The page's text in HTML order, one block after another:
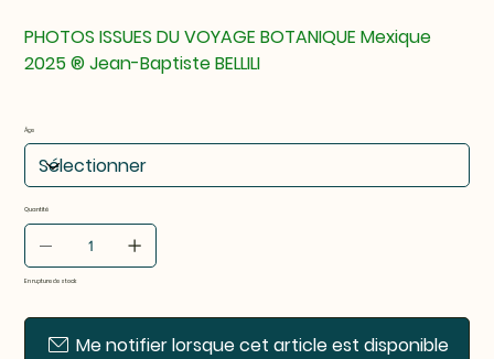
PHOTOS ISSUES DU VOYAGE BOTANIQUE Mexique
2025® Jean-Baptiste BELLILI
Âge
Quantité
En rupture de stock
Me notifier lorsque cet article est disponible